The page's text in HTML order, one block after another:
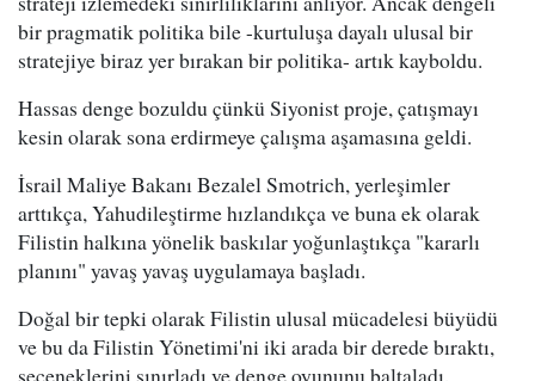
bir pragmatik politika bile -kurtuluşa dayalı ulusal bir
stratejiye biraz yer bırakan bir politika- artık kayboldu.
Hassas denge bozuldu çünkü Siyonist proje, çatışmayı
kesin olarak sona erdirmeye çalışma aşamasına geldi.
İsrail Maliye Bakanı Bezalel Smotrich, yerleşimler
arttıkça, Yahudileştirme hızlandıkça ve buna ek olarak
Filistin halkına yönelik baskılar yoğunlaştıkça "kararlı
planını" yavaş yavaş uygulamaya başladı.
Doğal bir tepki olarak Filistin ulusal mücadelesi büyüdü
ve bu da Filistin Yönetimi'ni iki arada bir derede bıraktı,
seçeneklerini sınırladı ve denge oyununu baltaladı.